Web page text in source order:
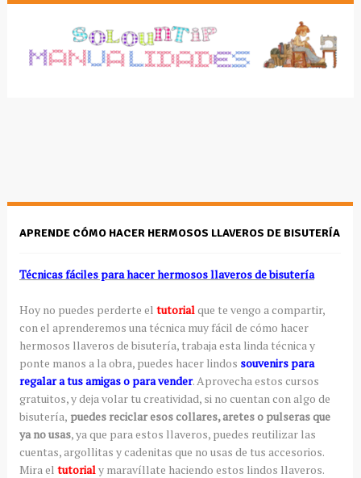
APRENDE CÓMO HACER HERMOSOS LLAVEROS DE BISUTERÍA
Técnicas fáciles para hacer hermosos llaveros de bisutería
Hoy no puedes perderte el tutorialque te vengo a compartir,
con el aprenderemos una técnica muy fácil de cómo hacer
hermosos llaveros de bisutería, trabaja esta linda técnica y
ponte manos a la obra, puedes hacer lindos souvenirs para
regalar a tus amigas o para vender. Aprovecha estos cursos
gratuitos, y deja volar tu creatividad, si no cuentan con algo de
bisutería, puedes reciclar esos collares, aretes o pulseras que
ya no usas, ya que para estos llaveros, puedes reutilizar las
cuentas, argollitas y cadenitas que no usas de tus accesorios.
Mira el tutorialy maravíllate haciendo estos lindos llaveros.